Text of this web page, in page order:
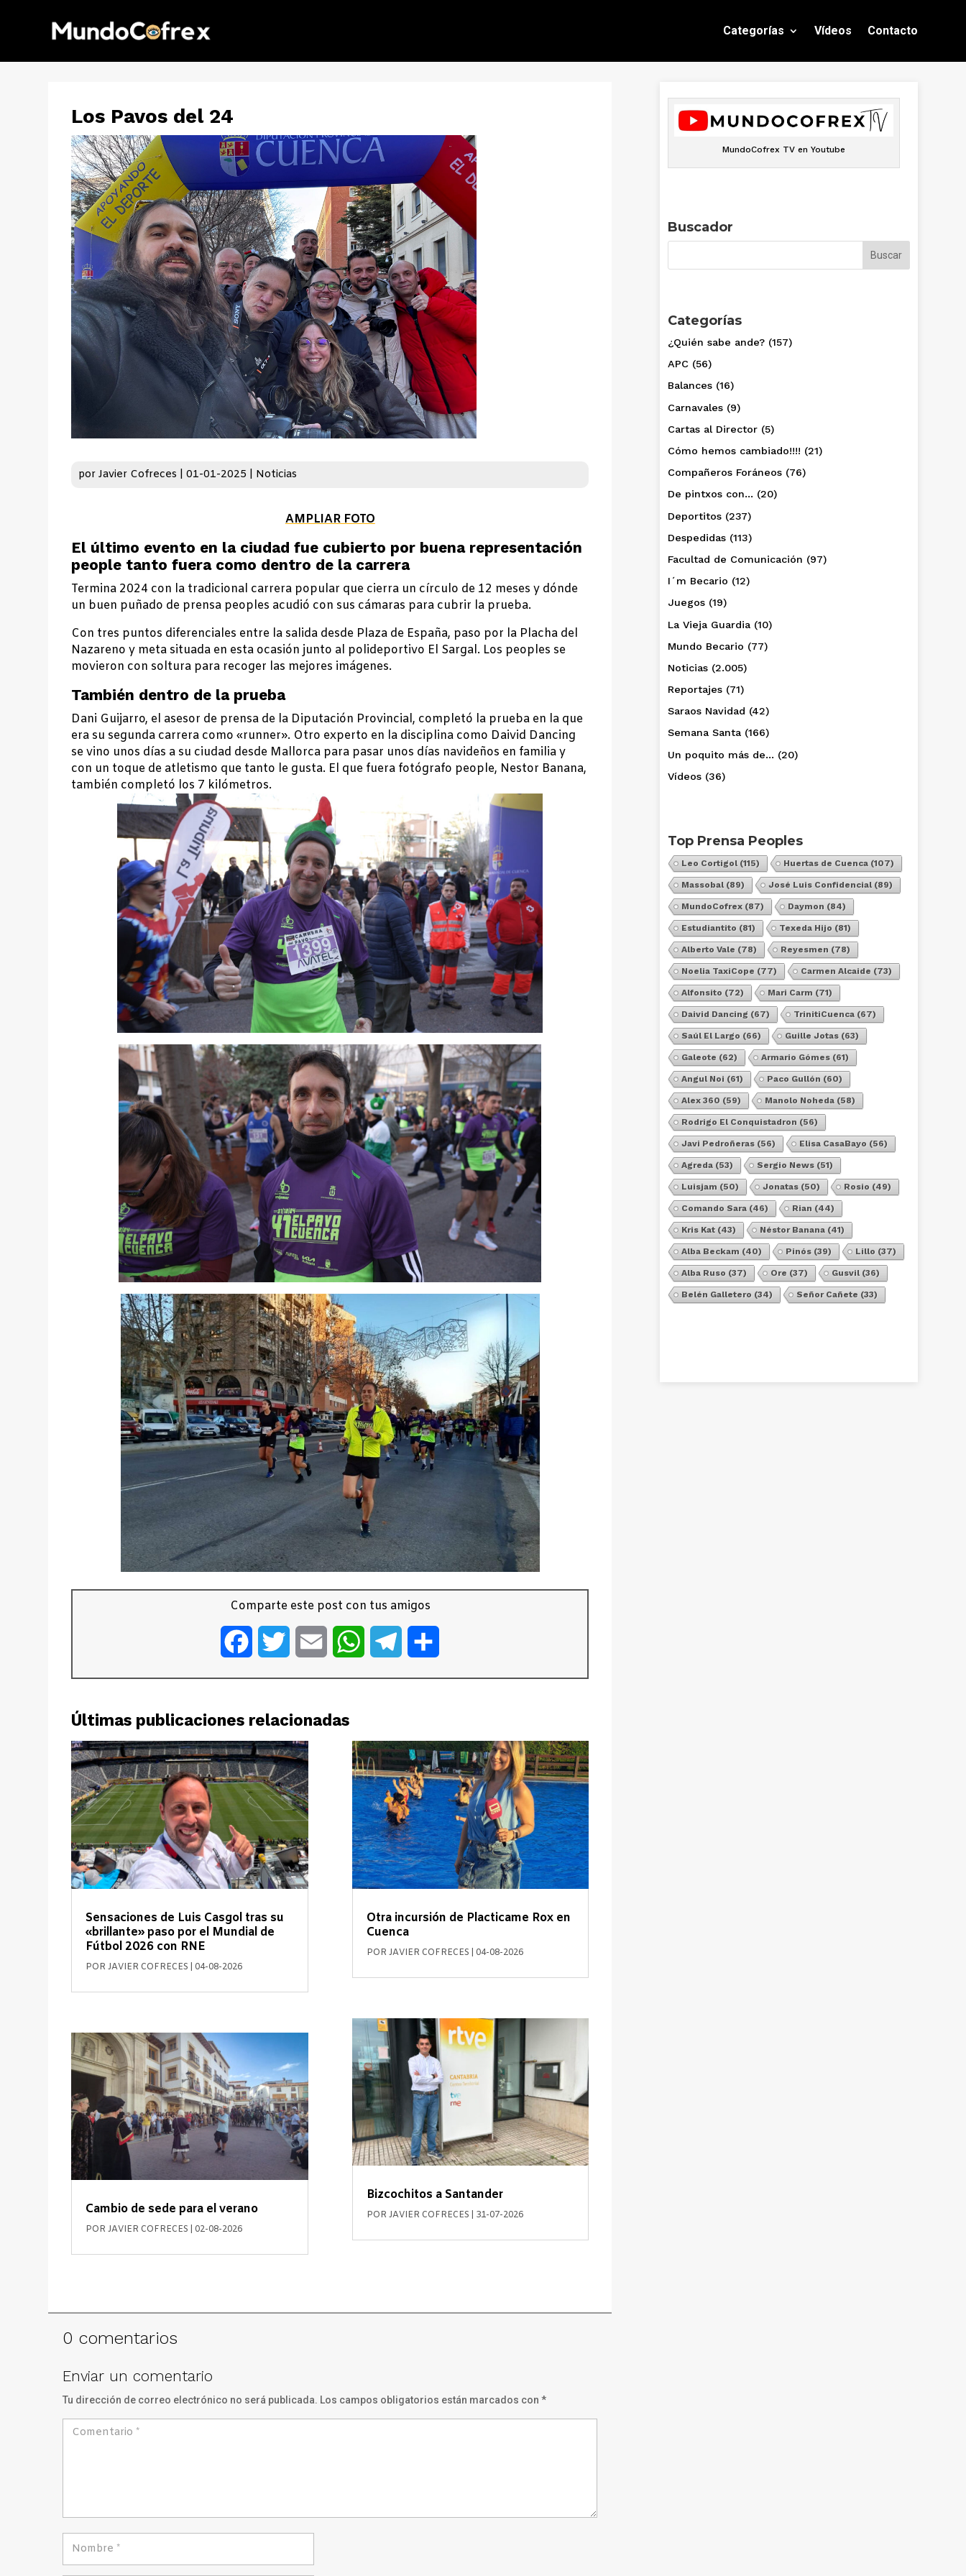
Categorías Vídeos Contacto
Los Pavos del 24
porJavier Cofreces |01-01-2025 Noticias
AMPLIAR FOTO
El último evento en la ciudad fue cubierto por buena representación
people tanto fuera como dentro de la carrera
Termina 2024 con la tradicional carrera popular que cierra un círculo de 12 meses y dónde
un buen puñado de prensa peoples acudió con sus cámaras para cubrir la prueba.
Con tres puntos diferenciales entre la salida desde Plaza de España, paso por la Placha del
Nazareno y meta situada en esta ocasión junto al polideportivo El Sargal. Los peoples se
movieron con soltura para recoger las mejores imágenes.
También dentro de la prueba
Dani Guijarro, el asesor de prensa de la Diputación Provincial, completó la prueba en la que
era su segunda carrera como «runner». Otro experto en la disciplina como Daivid Dancing
se vino unos días a su ciudad desde Mallorca para pasar unos días navideños en familia y
con un toque de atletismo que tanto le gusta. El que fuera fotógrafo people, Nestor Banana,
también completó los 7 kilómetros.
Comparte este post con tus amigos
FacebookTwitter Email WhatsAppTelegram
Últimas publicaciones relacionadas
Sensaciones de Luis Casgol tras su
«brillante» paso por el Mundial de
Fútbol 2026 con RNE
PORJAVIER COFRECES 04-08-2026
Cambio de sede para el verano
PORJAVIER COFRECES 02-08-2026
Otra incursión de Placticame Rox en
Cuenca
POR JAVIER COFRECES 04-08-2026
Bizcochitos a Santander
POR JAVIER COFRECES 31-07-2026
0 comentarios
Enviar un comentario
Tu dirección de correo electrónico no será publicada. Los campos obligatorios están marcados con*
MundoCofrex TV en Youtube
Buscador
Categorías
¿Quién sabe ande? (157)
APC (56)
Balances (16)
Carnavales (9)
Cartas al Director (5)
Cómo hemos cambiado!!!! (21)
Compañeros Foráneos (76)
De pintxos con… (20)
Deportitos (237)
Despedidas (113)
Facultad de Comunicación (97)
I´m Becario (12)
Juegos (19)
La Vieja Guardia (10)
Mundo Becario (77)
Noticias (2.005)
Reportajes (71)
Saraos Navidad (42)
Semana Santa (166)
Un poquito más de… (20)
Vídeos (36)
Top Prensa Peoples
Leo Cortigol (115) Huertas de Cuenca (107)
Massobal (89) José Luis Confidencial (89)
MundoCofrex (87) Daymon (84)
Estudiantito (81) Texeda Hijo (81)
Alberto Vale (78) Reyesmen (78)
Noelia TaxiCope (77) Carmen Alcaide (73)
Alfonsito (72) Mari Carm (71)
Daivid Dancing (67) TrinitiCuenca (67)
Saúl El Largo (66) Guille Jotas (63)
Galeote (62) Armario Gómes (61)
Angul Noi (61) Paco Gullón (60)
Alex 360 (59) Manolo Noheda (58)
Rodrigo El Conquistadron (56)
Javi Pedroñeras (56) Elisa CasaBayo (56)
Agreda (53) Sergio News (51)
Luisjam (50) Jonatas (50) Rosio (49)
Comando Sara (46) Rian (44)
Kris Kat (43) Néstor Banana (41)
Alba Beckam (40) Pinós (39) Lillo (37)
Alba Ruso (37) Ore (37) Gusvil (36)
Belén Galletero (34) Señor Cañete (33)